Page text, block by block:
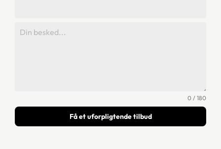
0 / 180
Få et uforpligtende tilbud